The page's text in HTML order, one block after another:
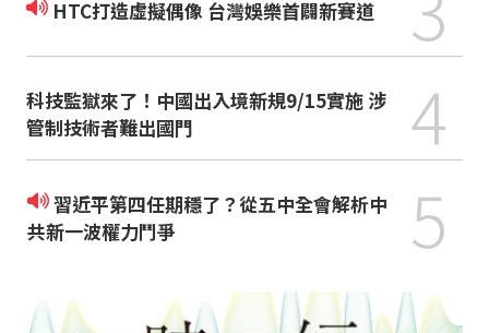
HTC打造虛擬偶像 台灣娛樂首闢新賽道
科技監獄來了！中國出入境新規9/15實施 涉
管制技術者難出國門
4
習近平第四任期穩了？從五中全會解析中
共新一波權力鬥爭
5